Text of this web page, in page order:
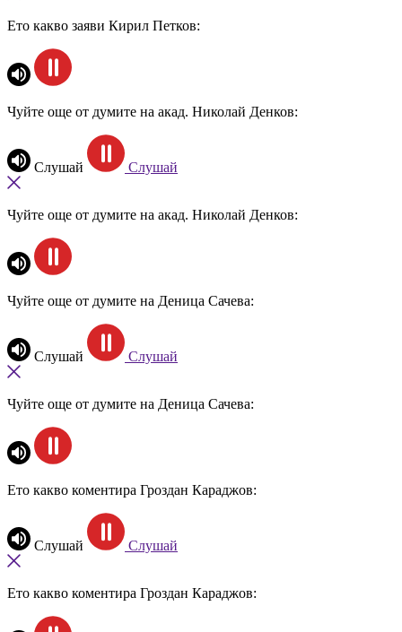
Ето какво заяви Кирил Петков:
Чуйте още от думите на акад. Николай Денков:
Слушай Слушай
Чуйте още от думите на акад. Николай Денков:
Чуйте още от думите на Деница Сачева:
Слушай Слушай
Чуйте още от думите на Деница Сачева:
Ето какво коментира Гроздан Караджов:
Слушай Слушай
Ето какво коментира Гроздан Караджов: